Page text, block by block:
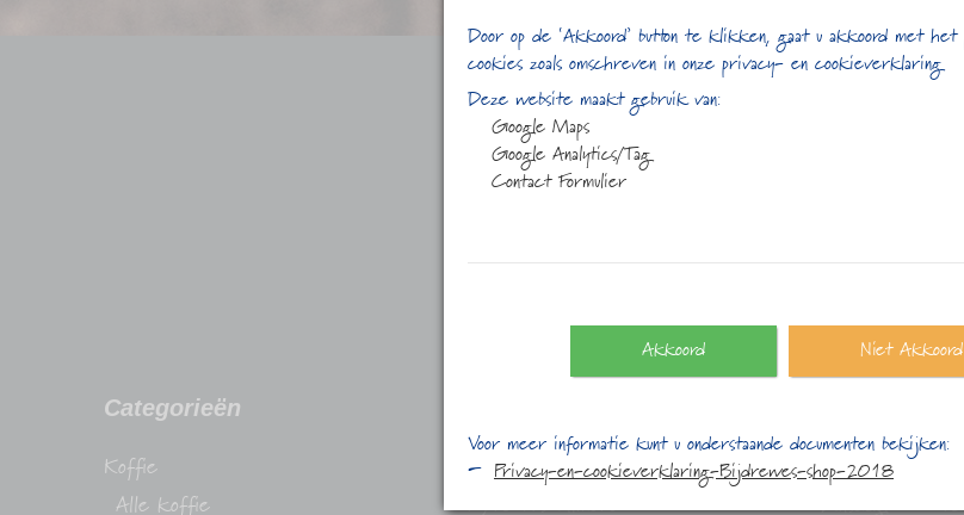
Categorieën
Koffie
Alle koffie
Stadhuisplein 25
1315 HS Almere
Maandag:
Dinsdag:
Door op de ‘Akkoord’ button te klikken, gaat u akkoord met het
cookies zoals omschreven in onze privacy- en cookieverklaring
Deze website maakt gebruik van:
Google Maps
Google Analytics/Tag
Contact Formulier
Akkoord Niet Akkoord
Voor meer informatie kunt u onderstaande documenten bekijken:
Privacy-en-cookieverklaring-Bijdrewes-shop-2018